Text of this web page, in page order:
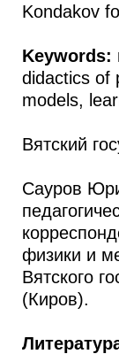
Kondakov
Keywords:
didactics of
models,
Вятский
Сауров
физики и
Вятского
(Киров).